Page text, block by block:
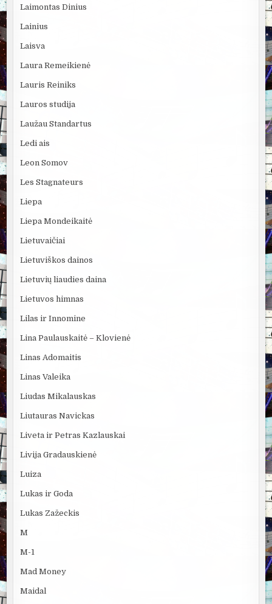
Laimontas Dinius
Lainius
Laisva
Laura Remeikienė
Lauris Reiniks
Lauros studija
Laužau Standartus
Ledi ais
Leon Somov
Les Stagnateurs
Liepa
Liepa Mondeikaitė
Lietuvaičiai
Lietuviškos dainos
Lietuvių liaudies daina
Lietuvos himnas
Lilas ir Innomine
Lina Paulauskaitė – Klovienė
Linas Adomaitis
Linas Valeika
Liudas Mikalauskas
Liutauras Navickas
Liveta ir Petras Kazlauskai
Livija Gradauskienė
Luiza
Lukas ir Goda
Lukas Zažeckis
M
M-1
Mad Money
Maidal